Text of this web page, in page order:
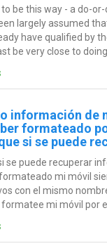
to be this way - a do-
largely assumed
have qualified by
be very close to doing
información de
formateado
si se puede
se puede recuperar
mi móvil
con el mismo
formatee mi móvil por